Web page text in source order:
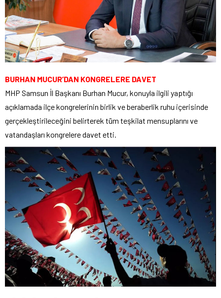
BURHAN MUCUR’DAN KONGRELERE DAVET
MHP Samsun İl Başkanı Burhan Mucur, konuyla ilgili yaptığı
açıklamada ilçe kongrelerinin birlik ve beraberlik ruhu içerisinde
gerçekleştirileceğini belirterek tüm teşkilat mensuplarını ve
vatandaşları kongrelere davet etti.